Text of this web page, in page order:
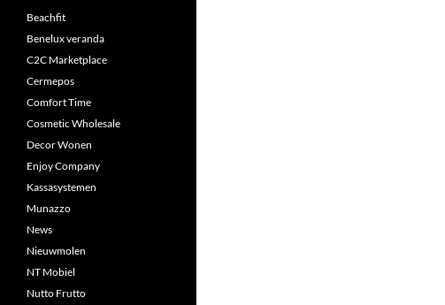
Beachfit
Benelux veranda
C2C Marketplace
Cermepos
Comfort Time
Cosmetic Wholesale
Decor Wonen
Enjoy Company
Kassasystemen
Munazzo
News
Nieuwmolen
NT Mobiel
Nutto Frutto